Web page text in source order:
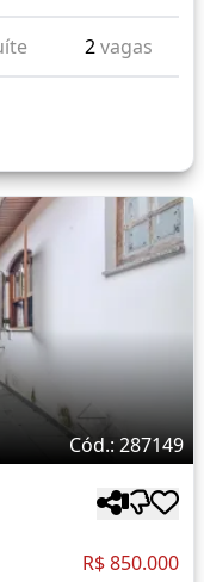
2vagas
Cód.: 287149
R$ 850.000